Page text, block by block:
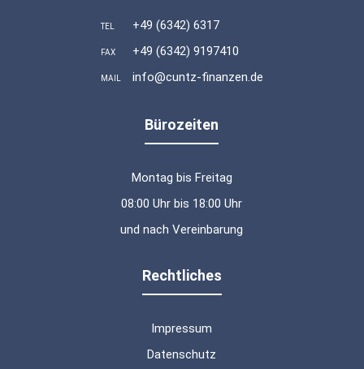
TEL +49 (6342) 6317
FAX +49 (6342) 9197410
MAIL info@cuntz-finanzen.de
Bürozeiten
Montag bis Freitag
08:00 Uhr bis 18:00 Uhr
und nach Vereinbarung
Rechtliches
Impressum
Datenschutz